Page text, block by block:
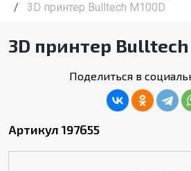
/
3D принтер Bulltech M100D
3D принтер Bulltech
Поделиться в
Артикул 197655